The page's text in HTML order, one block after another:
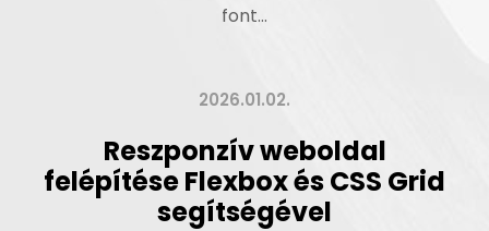
font...
2026.01.02.
Reszponzív weboldal
felépítése Flexbox és CSS Grid
segítségével